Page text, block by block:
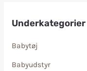
Underkategorier
Babytøj
Babyudstyr